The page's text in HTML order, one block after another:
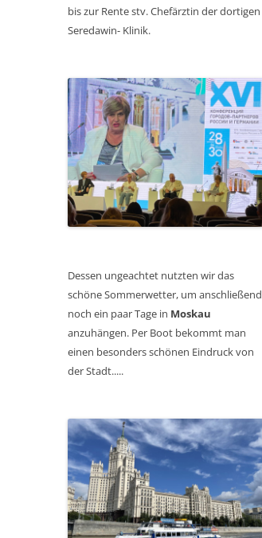
bis zur Rente stv. Chefärztin der dortigen
Seredawin- Klinik.
Dessen ungeachtet nutzten wir das
schöne Sommerwetter, um anschließend
noch ein paar Tage in Moskau
anzuhängen. Per Boot bekommt man
einen besonders schönen Eindruck von
der Stadt.....